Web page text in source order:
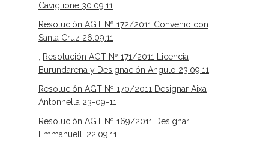
Caviglione 30.09.11
Resolución AGT Nº 172/2011 Convenio con
Santa Cruz 26.09.11
Resolución AGT Nº 171/2011 Licencia
Burundarena y Designación Angulo 23.09.11
Resolución AGT Nº 170/2011 Designar Aixa
Antonnella 23-09-11
Resolución AGT Nº 169/2011 Designar
Emmanuelli 22.09.11